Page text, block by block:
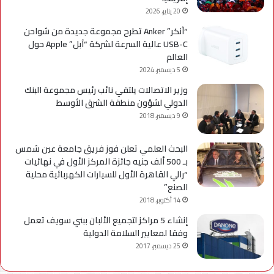
20 يناير، 2026
“آنكر” Anker تطرح مجموعة جديدة من شواحن
USB-C عالية السرعة لشركة “آبل” Apple حول
العالم
5 ديسمبر، 2024
وزير الاتصالات يلتقي نائب رئيس مجموعة البنك
الدولي لشؤون منطقة الشرق الأوسط
9 ديسمبر، 2018
البحث العلمي تعلن فوز فريق جامعة عين شمس
بـ 500 ألف جنيه جائزة المركز الأول في نهائيات
“رالي القاهرة الأول للسيارات الكهربائية محلية
الصنع”
14 أكتوبر، 2018
إنشاء 5 مراكز لتجميع الألبان ببني سويف تعمل
وفقا لمعايير السلامة الدولية
25 ديسمبر، 2017